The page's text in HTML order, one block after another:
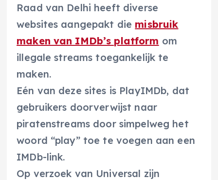
Raad van Delhi heeft diverse
websites aangepakt die misbruik
maken van IMDb’s platform om
illegale streams toegankelijk te
maken.
Eén van deze sites is PlayIMDb, dat
gebruikers doorverwijst naar
piratenstreams door simpelweg het
woord “play” toe te voegen aan een
IMDb-link.
Op verzoek van Universal zijn